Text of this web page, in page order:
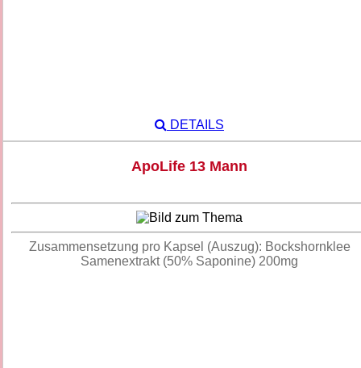
DETAILS
ApoLife 13 Mann
Zusammensetzung pro Kapsel (Auszug): Bockshornklee
Samenextrakt (50% Saponine) 200mg